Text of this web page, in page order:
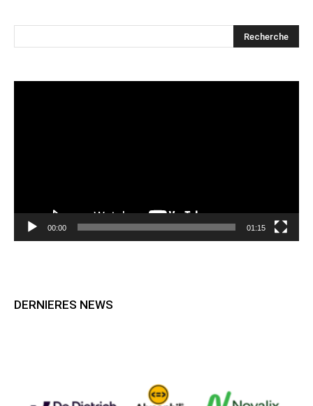
00:00 01:15
DERNIERES NEWS